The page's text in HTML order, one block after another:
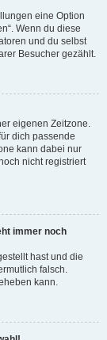
eine Option
Wenn du diese
und du selbst
Besucher gezählt.
eigenen Zeitzone.
dich passende
kann dabei nur
nicht registriert
immer noch
hast und die
falsch.
kann.